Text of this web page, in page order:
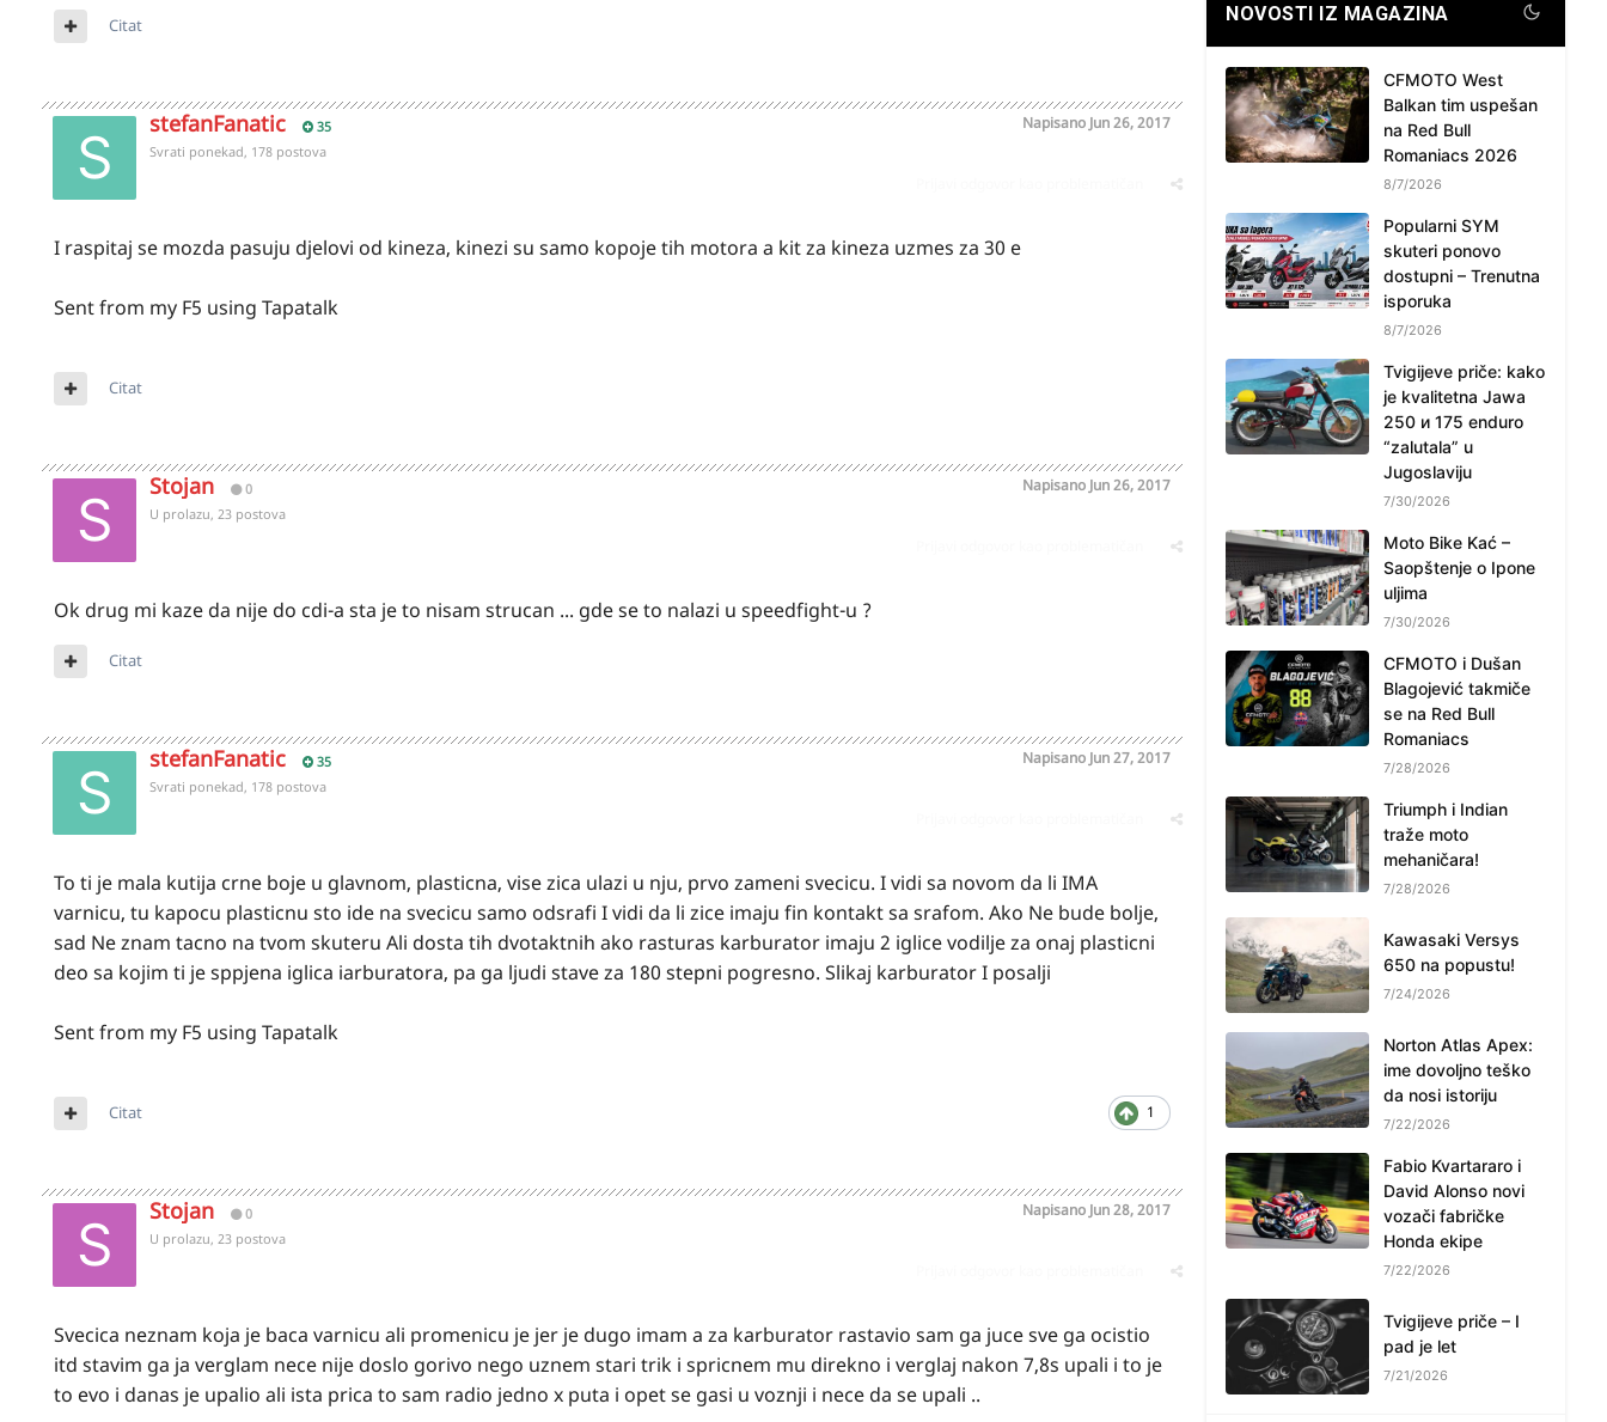
Citat
stefanFanatic 35 Napisano Jun 26, 2017
Svrati ponekad, 178 postova
I raspitaj se mozda pasuju djelovi od kineza, kinezi su samo kopoje tih motora a kit za kineza uzmes za 30 e
Sent from my F5 using Tapatalk
Citat
Stojan 0 Napisano Jun 26, 2017
U prolazu, 23 postova
Ok drug mi kaze da nije do cdi-a sta je to nisam strucan ... gde se to nalazi u speedfight-u ?
Citat
stefanFanatic 35 Napisano Jun 27, 2017
Svrati ponekad, 178 postova
To ti je mala kutija crne boje u glavnom, plasticna, vise zica ulazi u nju, prvo zameni svecicu. I vidi sa novom da li IMA
varnicu, tu kapocu plasticnu sto ide na svecicu samo odsrafi I vidi da li zice imaju fin kontakt sa srafom. Ako Ne bude bolje,
sad Ne znam tacno na tvom skuteru Ali dosta tih dvotaktnih ako rasturas karburator imaju 2 iglice vodilje za onaj plasticni
deo sa kojim ti je sppjena iglica iarburatora, pa ga ljudi stave za 180 stepni pogresno. Slikaj karburator I posalji
Sent from my F5 using Tapatalk
1
Citat
Stojan 0 Napisano Jun 28, 2017
U prolazu, 23 postova
Svecica neznam koja je baca varnicu ali promenicu je jer je dugo imam a za karburator rastavio sam ga juce sve ga ocistio
itd stavim ga ja verglam nece nije doslo gorivo nego uznem stari trik i spricnem mu direkno i verglaj nakon 7,8s upali i to je
to evo i danas je upalio ali ista prica to sam radio jedno x puta i opet se gasi u voznji i nece da se upali ..
NOVOSTI IZ MAGAZINA
CFMOTO West
Balkan tim uspešan
na Red Bull
Romaniacs 2026
8/7/2026
Popularni SYM
skuteri ponovo
dostupni – Trenutna
isporuka
8/7/2026
Tvigijeve priče: kako
je kvalitetna Jawa
250 и 175 enduro
“zalutala” u
Jugoslaviju
7/30/2026
Moto Bike Kać –
Saopštenje o Ipone
uljima
7/30/2026
CFMOTO i Dušan
Blagojević takmiče
se na Red Bull
Romaniacs
7/28/2026
Triumph i Indian
traže moto
mehaničara!
7/28/2026
Kawasaki Versys
650 na popustu!
7/24/2026
Norton Atlas Apex:
ime dovoljno teško
da nosi istoriju
7/22/2026
Fabio Kvartararo i
David Alonso novi
vozači fabričke
Honda ekipe
7/22/2026
Tvigijeve priče – I
pad je let
7/21/2026